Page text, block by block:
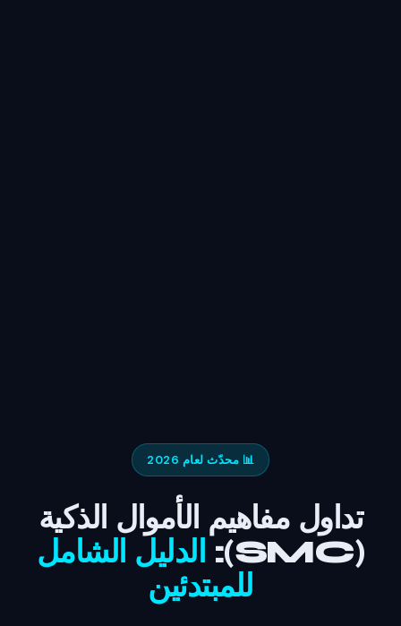
📊 محدّث لعام 2026
تداول مفاهيم الأموال الذكية
(SMC):
الدليل الشامل
للمبتدئين